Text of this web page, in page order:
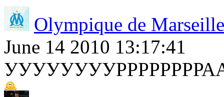
Olympique de Marseille
June 14 2010 13:17:41